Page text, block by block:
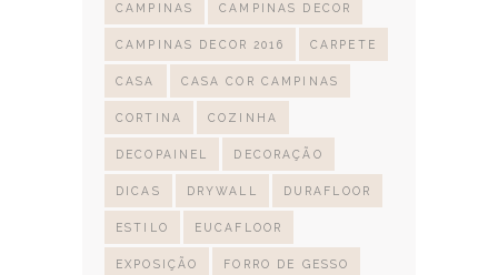
CAMPINAS CAMPINAS DECOR
CAMPINAS DECOR 2016 CARPETE
CASA CASA COR CAMPINAS
CORTINA COZINHA
DECOPAINEL DECORAÇÃO
DICAS DRYWALL DURAFLOOR
ESTILO EUCAFLOOR
EXPOSIÇÃO FORRO DE GESSO